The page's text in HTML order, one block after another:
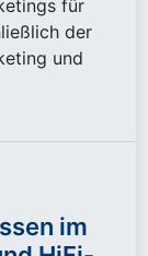
für
der
und
im